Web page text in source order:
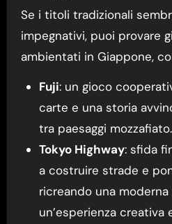
Se i titoli tradizionali
impegnativi, puoi provare
ambientati in Giappone,
Fuji: un gioco
carte e una storia
tra paesaggi mozzafiato.
Tokyo Highway: sfida
a costruire strade e
ricreando una moderna
un’esperienza creativa